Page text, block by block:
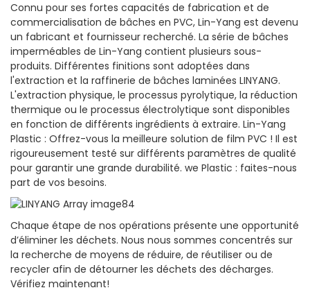
Connu pour ses fortes capacités de fabrication et de
commercialisation de bâches en PVC, Lin-Yang est devenu
un fabricant et fournisseur recherché. La série de bâches
imperméables de Lin-Yang contient plusieurs sous-
produits. Différentes finitions sont adoptées dans
l'extraction et la raffinerie de bâches laminées LINYANG.
L'extraction physique, le processus pyrolytique, la réduction
thermique ou le processus électrolytique sont disponibles
en fonction de différents ingrédients à extraire. Lin-Yang
Plastic : Offrez-vous la meilleure solution de film PVC ! Il est
rigoureusement testé sur différents paramètres de qualité
pour garantir une grande durabilité. we Plastic : faites-nous
part de vos besoins.
Chaque étape de nos opérations présente une opportunité
d’éliminer les déchets. Nous nous sommes concentrés sur
la recherche de moyens de réduire, de réutiliser ou de
recycler afin de détourner les déchets des décharges.
Vérifiez maintenant!